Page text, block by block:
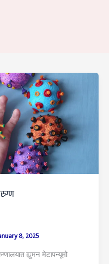
8, 2025
ह्युमन मेटापन्यूमो